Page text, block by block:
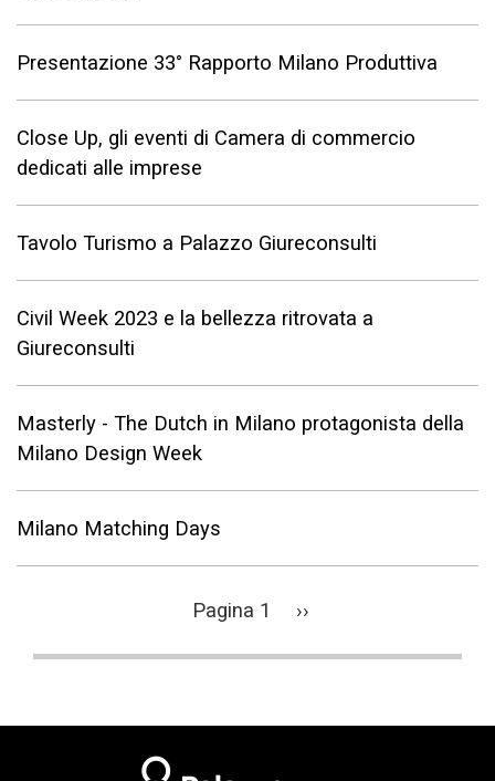
Presentazione 33° Rapporto Milano Produttiva
Close Up, gli eventi di Camera di commercio
dedicati alle imprese
Tavolo Turismo a Palazzo Giureconsulti
Civil Week 2023 e la bellezza ritrovata a
Giureconsulti
Masterly - The Dutch in Milano protagonista della
Milano Design Week
Milano Matching Days
Pagina 1
Pagina
››